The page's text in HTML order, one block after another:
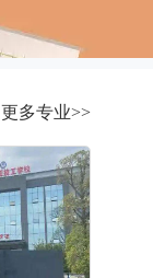
更多专业>>